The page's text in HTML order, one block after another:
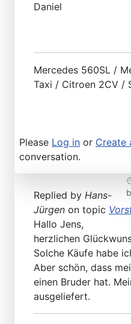
Daniel
Mercedes 560SL /
Taxi / Citroen 2CV /
Please Log in or Create
conversation.
Replied by Hans-
Jürgen on topic
Hallo Jens,
herzlichen
Solche Käufe habe
Aber schön, dass
einen Bruder hat.
ausgeliefert.